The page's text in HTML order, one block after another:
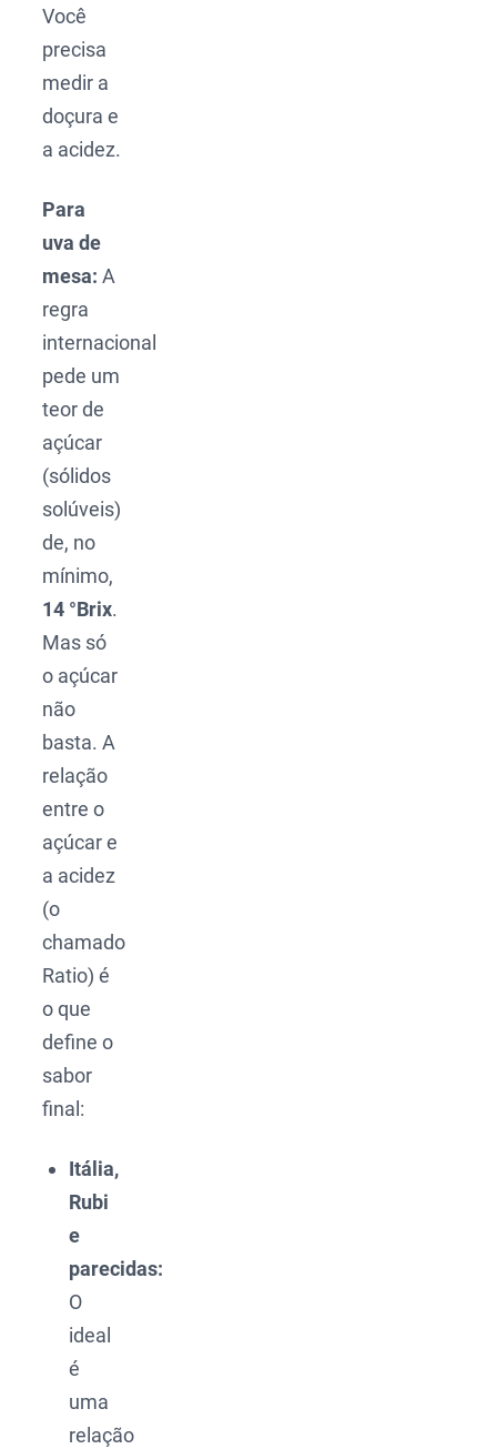
Você
precisa
medir a
doçura e
a acidez.
Para
uva de
mesa: A
regra
internacional
pede um
teor de
açúcar
(sólidos
solúveis)
de, no
mínimo,
14 °Brix.
Mas só
o açúcar
não
basta. A
relação
entre o
açúcar e
a acidez
(o
chamado
Ratio) é
o que
define o
sabor
final:
Itália,
Rubi
e
parecidas:
O
ideal
é
uma
relação